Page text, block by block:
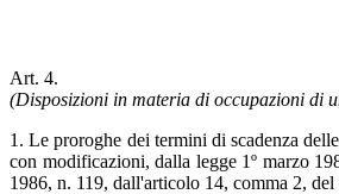
Art. 4.
(Disposizioni in materia di occupazioni di
1. Le proroghe dei termini di scadenza
con modificazioni, dalla legge 1º marzo
1986, n. 119, dall'articolo 14, comma 2,